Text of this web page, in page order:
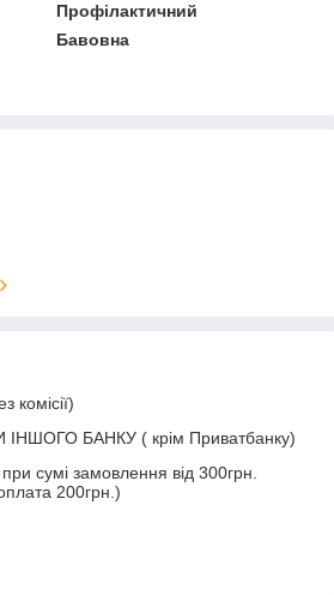
Профілактичний
Бавовна
комісії)
БАНКУ ( крім Приватбанку)
сумі замовлення від 300грн.
200грн.)